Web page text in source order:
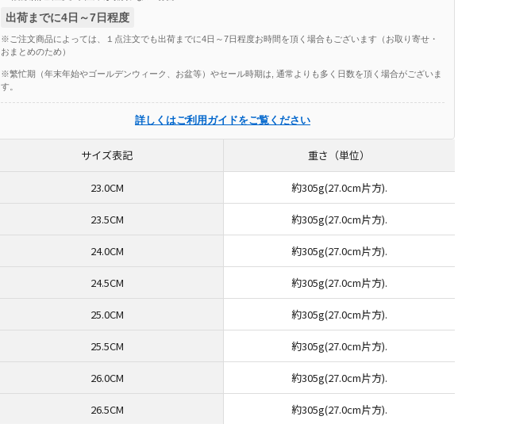
出荷までに4日～7日程度
※ご注文商品によっては、１点注文でも出荷までに4日～7日程度お時間を頂く場合もございます（お取り寄せ・
おまとめのため）
※繁忙期（年末年始やゴールデンウィーク、お盆等）やセール時期は, 通常よりも多く日数を頂く場合がございま
す。
詳しくはご利用ガイドをご覧ください
サイズ表記 重さ（単位）
23.0CM 約305g(27.0cm片方).
23.5CM 約305g(27.0cm片方).
24.0CM 約305g(27.0cm片方).
24.5CM 約305g(27.0cm片方).
25.0CM 約305g(27.0cm片方).
25.5CM 約305g(27.0cm片方).
26.0CM 約305g(27.0cm片方).
26.5CM 約305g(27.0cm片方).